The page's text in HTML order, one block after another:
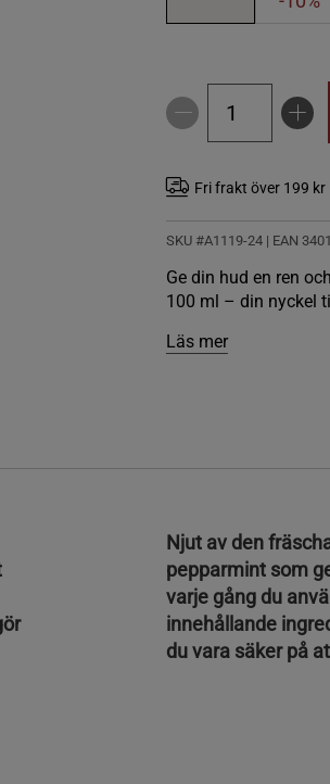
Fri frakt över 199 kr
SKU #A1119-24 | EAN
Ge din hud en ren
100 ml – din nyckel
Läs mer
Njut av den
pepparmint som
varje gång du
innehållande
du vara säker på